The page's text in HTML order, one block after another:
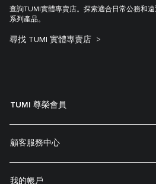
查詢TUMI實體專賣店。探索適合日常公務和
系列產品。
尋找 TUMI 實體專賣店
TUMI 尊榮會員
顧客服務中心
我的帳戶